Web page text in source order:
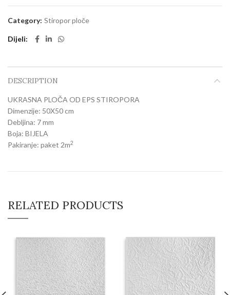
Category: Stiropor ploče
Dijeli
DESCRIPTION
UKRASNA PLOČA OD EPS STIROPORA
Dimenzije: 50X50 cm
Debljina: 7 mm
Boja: BIJELA
Pakiranje: paket 2m2
RELATED PRODUCTS